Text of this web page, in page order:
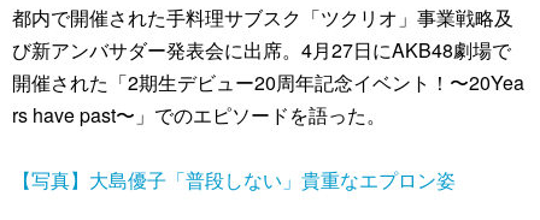
都内で開催された手料理サブスク「ツクリオ」事業戦略及
び新アンバサダー発表会に出席。4月27日にAKB48劇場で
開催された「2期生デビュー20周年記念イベント！〜20Yea
rs have past〜」でのエピソードを語った。
【写真】大島優子「普段しない」貴重なエプロン姿